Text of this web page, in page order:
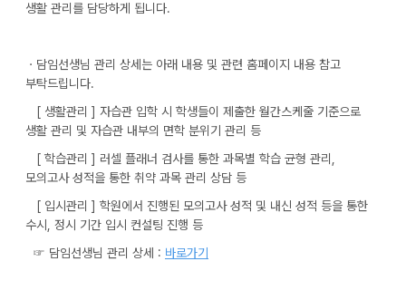
생활 관리를 담당하게 됩니다.
ㆍ담임선생님 관리 상세는 아래 내용 및 관련 홈페이지 내용 참고
부탁드립니다.
[ 생활관리 ] 자습관 입학 시 학생들이 제출한 월간스케줄 기준으로
생활 관리 및 자습관 내부의 면학 분위기 관리 등
[ 학습관리 ] 러셀 플래너 검사를 통한 과목별 학습 균형 관리,
모의고사 성적을 통한 취약 과목 관리 상담 등
[ 입시관리 ] 학원에서 진행된 모의고사 성적 및 내신 성적 등을 통한
수시, 정시 기간 입시 컨설팅 진행 등
☞ 담임선생님 관리 상세 : 바로가기